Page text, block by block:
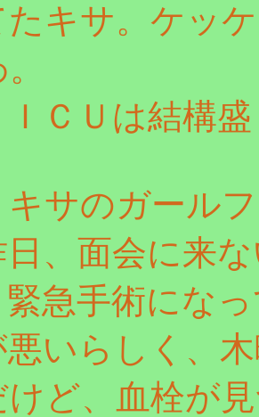
たキサ。ケッ
ＣＵは結構
キサのガール
日、面会に来
急手術にな
いらしく、
けど、血栓が